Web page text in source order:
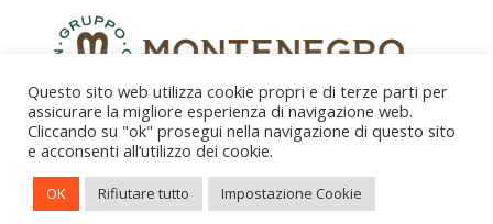
CREDITS – © FONDAZIONE COLOGNI DEI MESTIERI
D’ARTE ETS 2025
Questo sito web utilizza cookie propri e di terze parti per
assicurare la migliore esperienza di navigazione web.
Cliccando su "ok" prosegui nella navigazione di questo sito
e acconsenti all’utilizzo dei cookie.
OK Rifiutare tutto Impostazione Cookie